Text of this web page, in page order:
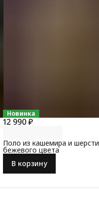
Новинка
12 990 ₽
Поло из кашемира и шерсти
бежевого цвета
В корзину